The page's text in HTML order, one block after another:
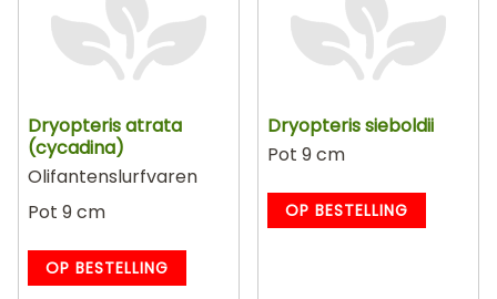
Dryopteris atrata
(cycadina)
Olifantenslurfvaren
Pot 9 cm
OP BESTELLING
Dryopteris sieboldii
Pot 9 cm
OP BESTELLING